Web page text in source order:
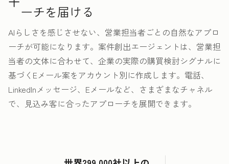
ーチを届ける
AIらしさを感じさせない、営業担当者ごとの自然なアプロ
ーチが可能になります。案件創出エージェントは、営業担
当者の文体に合わせて、企業の実際の購買検討シグナルに
基づくEメール案をアカウント別に作成します。電話、
LinkedInメッセージ、Eメールなど、さまざまなチャネル
で、見込み客に合ったアプローチを展開できます。